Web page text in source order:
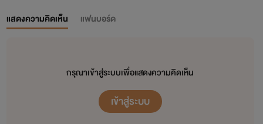
แสดงความคิดเห็น แฟนบอร์ด
กรุณาเข้าสู่ระบบเพื่อแสดงความคิดเห็น
เข้าสู่ระบบ